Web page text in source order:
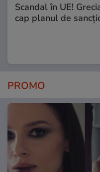
Scandal în UE!
cap planul de
PROMO